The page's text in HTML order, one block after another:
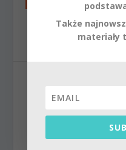
Także
materiały